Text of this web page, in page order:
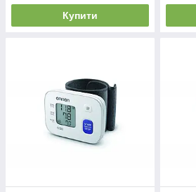
Купити